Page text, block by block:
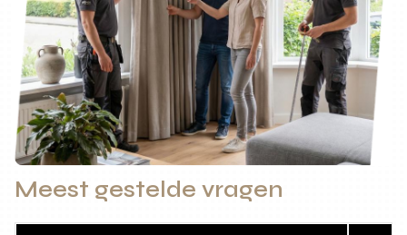
Meest gestelde vragen